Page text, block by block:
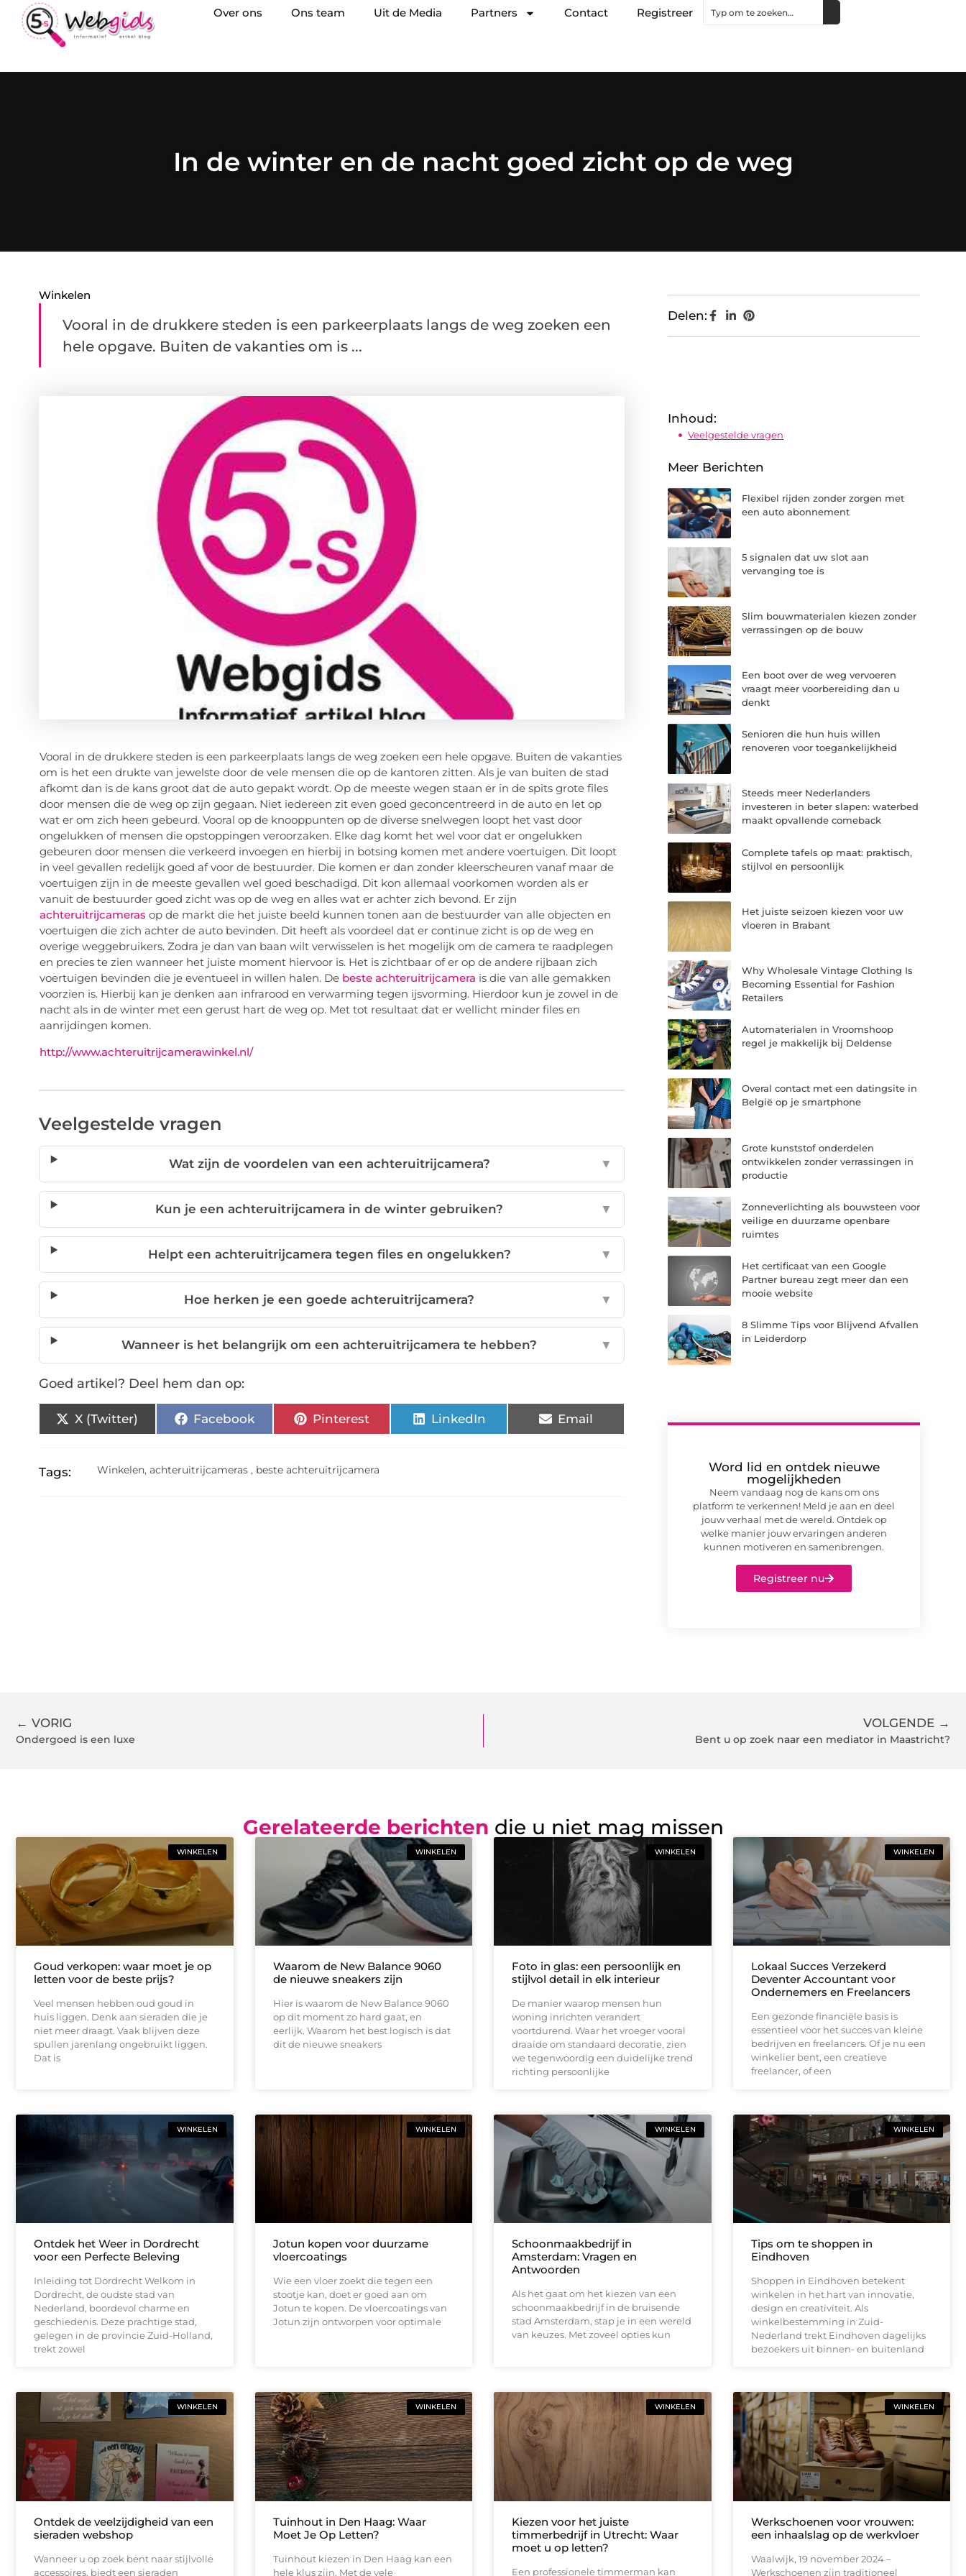
Over ons Ons team Uit de Media Partners Contact Registreer
In de winter en de nacht goed zicht op de weg
Winkelen
Vooral in de drukkere steden is een parkeerplaats langs de weg zoeken een
hele opgave. Buiten de vakanties om is ...
Vooral in de drukkere steden is een parkeerplaats langs de weg zoeken een hele opgave. Buiten de vakanties
om is het een drukte van jewelste door de vele mensen die op de kantoren zitten. Als je van buiten de stad
afkomt dan is de kans groot dat de auto gepakt wordt. Op de meeste wegen staan er in de spits grote files
door mensen die de weg op zijn gegaan. Niet iedereen zit even goed geconcentreerd in de auto en let op
wat er om zich heen gebeurd. Vooral op de knooppunten op de diverse snelwegen loopt het vast door
ongelukken of mensen die opstoppingen veroorzaken. Elke dag komt het wel voor dat er ongelukken
gebeuren door mensen die verkeerd invoegen en hierbij in botsing komen met andere voertuigen. Dit loopt
in veel gevallen redelijk goed af voor de bestuurder. Die komen er dan zonder kleerscheuren vanaf maar de
voertuigen zijn in de meeste gevallen wel goed beschadigd. Dit kon allemaal voorkomen worden als er
vanuit de bestuurder goed zicht was op de weg en alles wat er achter zich bevond. Er zijn
achteruitrijcameras op de markt die het juiste beeld kunnen tonen aan de bestuurder van alle objecten en
voertuigen die zich achter de auto bevinden. Dit heeft als voordeel dat er continue zicht is op de weg en
overige weggebruikers. Zodra je dan van baan wilt verwisselen is het mogelijk om de camera te raadplegen
en precies te zien wanneer het juiste moment hiervoor is. Het is zichtbaar of er op de andere rijbaan zich
voertuigen bevinden die je eventueel in willen halen. De beste achteruitrijcamera is die van alle gemakken
voorzien is. Hierbij kan je denken aan infrarood en verwarming tegen ijsvorming. Hierdoor kun je zowel in de
nacht als in de winter met een gerust hart de weg op. Met tot resultaat dat er wellicht minder files en
aanrijdingen komen.
http://www.achteruitrijcamerawinkel.nl/
Veelgestelde vragen
Wat zijn de voordelen van een achteruitrijcamera? ▼
Kun je een achteruitrijcamera in de winter gebruiken? ▼
Helpt een achteruitrijcamera tegen files en ongelukken? ▼
Hoe herken je een goede achteruitrijcamera? ▼
Wanneer is het belangrijk om een achteruitrijcamera te hebben? ▼
Goed artikel? Deel hem dan op:
X (Twitter) Facebook Pinterest LinkedIn Email
Tags: Winkelen,achteruitrijcameras , beste achteruitrijcamera
Delen:
Inhoud:
Veelgestelde vragen
Meer Berichten
Flexibel rijden zonder zorgen met
een auto abonnement
5 signalen dat uw slot aan
vervanging toe is
Slim bouwmaterialen kiezen zonder
verrassingen op de bouw
Een boot over de weg vervoeren
vraagt meer voorbereiding dan u
denkt
Senioren die hun huis willen
renoveren voor toegankelijkheid
Steeds meer Nederlanders
investeren in beter slapen: waterbed
maakt opvallende comeback
Complete tafels op maat: praktisch,
stijlvol en persoonlijk
Het juiste seizoen kiezen voor uw
vloeren in Brabant
Why Wholesale Vintage Clothing Is
Becoming Essential for Fashion
Retailers
Automaterialen in Vroomshoop
regel je makkelijk bij Deldense
Overal contact met een datingsite in
België op je smartphone
Grote kunststof onderdelen
ontwikkelen zonder verrassingen in
productie
Zonneverlichting als bouwsteen voor
veilige en duurzame openbare
ruimtes
Het certificaat van een Google
Partner bureau zegt meer dan een
mooie website
8 Slimme Tips voor Blijvend Afvallen
in Leiderdorp
Word lid en ontdek nieuwe
mogelijkheden
Neem vandaag nog de kans om ons
platform te verkennen! Meld je aan en deel
jouw verhaal met de wereld. Ontdek op
welke manier jouw ervaringen anderen
kunnen motiveren en samenbrengen.
Registreer nu
← VORIG
Ondergoed is een luxe
VOLGENDE →
Bent u op zoek naar een mediator in Maastricht?
Gerelateerde berichten die u niet mag missen
WINKELEN
Goud verkopen: waar moet je op
letten voor de beste prijs?
Veel mensen hebben oud goud in
huis liggen. Denk aan sieraden die je
niet meer draagt. Vaak blijven deze
spullen jarenlang ongebruikt liggen.
Dat is
WINKELEN
Waarom de New Balance 9060
de nieuwe sneakers zijn
Hier is waarom de New Balance 9060
op dit moment zo hard gaat, en
eerlijk. Waarom het best logisch is dat
dit de nieuwe sneakers
WINKELEN
Foto in glas: een persoonlijk en
stijlvol detail in elk interieur
De manier waarop mensen hun
woning inrichten verandert
voortdurend. Waar het vroeger vooral
draaide om standaard decoratie, zien
we tegenwoordig een duidelijke trend
richting persoonlijke
WINKELEN
Lokaal Succes Verzekerd
Deventer Accountant voor
Ondernemers en Freelancers
Een gezonde financiële basis is
essentieel voor het succes van kleine
bedrijven en freelancers. Of je nu een
winkelier bent, een creatieve
freelancer, of een
WINKELEN
Ontdek het Weer in Dordrecht
voor een Perfecte Beleving
Inleiding tot Dordrecht Welkom in
Dordrecht, de oudste stad van
Nederland, boordevol charme en
geschiedenis. Deze prachtige stad,
gelegen in de provincie Zuid-Holland,
trekt zowel
WINKELEN
Jotun kopen voor duurzame
vloercoatings
Wie een vloer zoekt die tegen een
stootje kan, doet er goed aan om
Jotun te kopen. De vloercoatings van
Jotun zijn ontworpen voor optimale
WINKELEN
Schoonmaakbedrijf in
Amsterdam: Vragen en
Antwoorden
Als het gaat om het kiezen van een
schoonmaakbedrijf in de bruisende
stad Amsterdam, stap je in een wereld
van keuzes. Met zoveel opties kun
WINKELEN
Tips om te shoppen in
Eindhoven
Shoppen in Eindhoven betekent
winkelen in het hart van innovatie,
design en creativiteit. Als
winkelbestemming in Zuid-
Nederland trekt Eindhoven dagelijks
bezoekers uit binnen- en buitenland
WINKELEN
Ontdek de veelzijdigheid van een
sieraden webshop
Wanneer u op zoek bent naar stijlvolle
accessoires, biedt een sieraden
WINKELEN
Tuinhout in Den Haag: Waar
Moet Je Op Letten?
Tuinhout kiezen in Den Haag kan een
hele klus zijn. Met de vele
WINKELEN
Kiezen voor het juiste
timmerbedrijf in Utrecht: Waar
moet u op letten?
Een professionele timmerman kan
WINKELEN
Werkschoenen voor vrouwen:
een inhaalslag op de werkvloer
Waalwijk, 19 november 2024 –
Werkschoenen zijn traditioneel